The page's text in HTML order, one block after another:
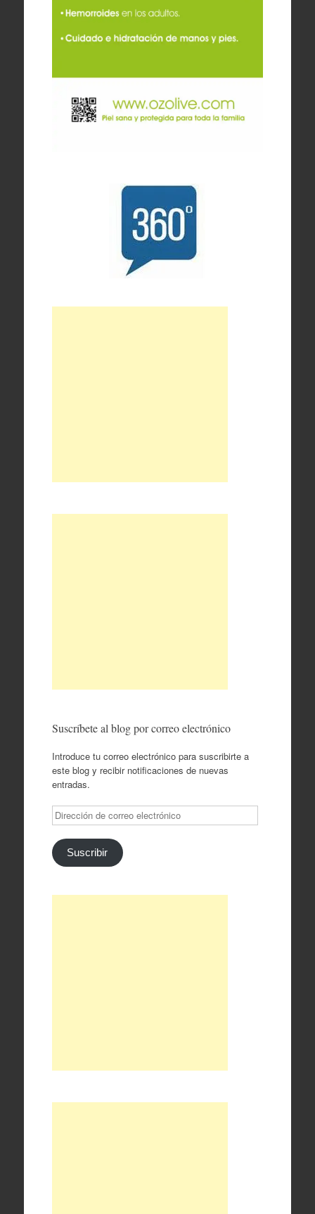
Suscríbete al blog por correo electrónico
Introduce tu correo electrónico para suscribirte a
este blog y recibir notificaciones de nuevas
entradas.
Dirección
de
correo
electrónico
Suscribir